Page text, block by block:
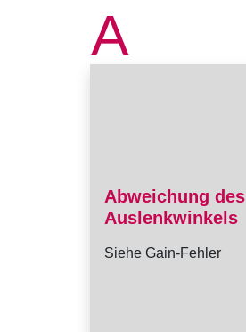
A
Abweichung des
Auslenkwinkels
Siehe Gain-Fehler